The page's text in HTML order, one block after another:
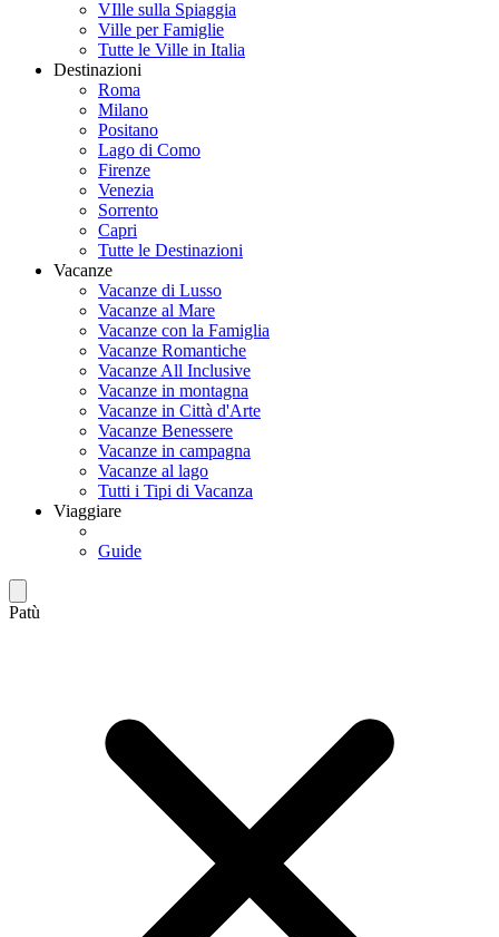
VIlle sulla Spiaggia
Ville per Famiglie
Tutte le Ville in Italia
Destinazioni
Roma
Milano
Positano
Lago di Como
Firenze
Venezia
Sorrento
Capri
Tutte le Destinazioni
Vacanze
Vacanze di Lusso
Vacanze al Mare
Vacanze con la Famiglia
Vacanze Romantiche
Vacanze All Inclusive
Vacanze in montagna
Vacanze in Città d'Arte
Vacanze Benessere
Vacanze in campagna
Vacanze al lago
Tutti i Tipi di Vacanza
Viaggiare
Guide
Patù